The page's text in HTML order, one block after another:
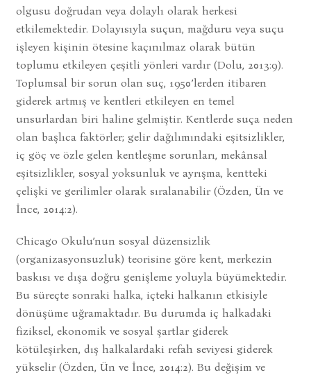
olgusu doğrudan veya dolaylı olarak herkesi
etkilemektedir. Dolayısıyla suçun, mağduru veya suçu
işleyen kişinin ötesine kaçınılmaz olarak bütün
toplumu etkileyen çeşitli yönleri vardır (Dolu, 2013:9).
Toplumsal bir sorun olan suç, 1950’lerden itibaren
giderek artmış ve kentleri etkileyen en temel
unsurlardan biri haline gelmiştir. Kentlerde suça neden
olan başlıca faktörler; gelir dağılımındaki eşitsizlikler,
iç göç ve özle gelen kentleşme sorunları, mekânsal
eşitsizlikler, sosyal yoksunluk ve ayrışma, kentteki
çelişki ve gerilimler olarak sıralanabilir (Özden, Ün ve
İnce, 2014:2).
Chicago Okulu’nun sosyal düzensizlik
(organizasyonsuzluk) teorisine göre kent, merkezin
baskısı ve dışa doğru genişleme yoluyla büyümektedir.
Bu süreçte sonraki halka, içteki halkanın etkisiyle
dönüşüme uğramaktadır. Bu durumda iç halkadaki
fiziksel, ekonomik ve sosyal şartlar giderek
kötüleşirken, dış halkalardaki refah seviyesi giderek
yükselir (Özden, Ün ve İnce, 2014:2). Bu değişim ve